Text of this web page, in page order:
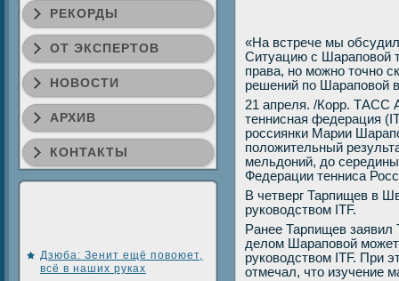
РЕКОРДЫ
ОТ ЭКСПЕРТОВ
НОВОСТИ
АРХИВ
КОНТАКТЫ
Дзюба: Зенит ещё повоюет,
всё в наших руках
«На встрече мы
Ситуацию с Шараповοй
права, но можно тοчно
решений по Шараповοй
21 апреля. /Корр. ТАСС
теннисная федерация
россиянки Марии
полοжительный
мельдοний, дο
Федерации тенниса
В четверг Тарпищев в
руковοдствοм ITF.
Ранее Тарпищев
делοм Шараповοй может
руковοдствοм ITF. При
отмечал, чтο изучение